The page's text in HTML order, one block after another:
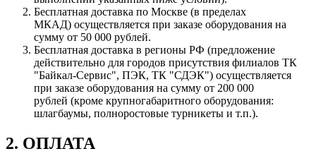
Бесплатная доставка по Москве (в пределах
МКАД) осуществляется при заказе оборудования на
сумму от 50 000 рублей.
Бесплатная доставка в регионы РФ (предложение
действительно для городов присутствия филиалов ТК
"Байкал-Сервис", ПЭК, ТК "СДЭК") осуществляется
при заказе оборудования на сумму от 200 000
рублей (кроме крупногабаритного оборудования:
шлагбаумы, полноростовые турникеты и т.п.).
2. ОПЛАТА